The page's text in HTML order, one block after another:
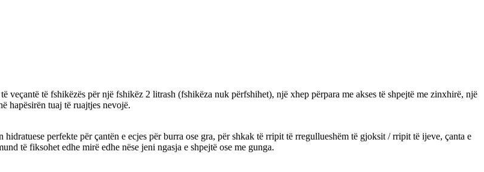
veçantë të fshikëzës për një fshikëz 2 litrash (fshikëza nuk përfshihet), një xhep përpara me akses të shpejtë me zinxhirë, një
hapësirën tuaj të ruajtjes nevojë.
perfekte për çantën e ecjes për burra ose gra, për shkak të rripit të rregullueshëm të gjoksit / rripit të ijeve, çanta e
të fiksohet edhe mirë edhe nëse jeni ngasja e shpejtë ose me gunga.